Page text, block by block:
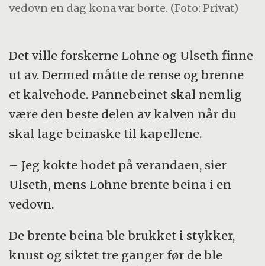
vedovn en dag kona var borte. (Foto: Privat)
Det ville forskerne Lohne og Ulseth finne
ut av. Dermed måtte de rense og brenne
et kalvehode. Pannebeinet skal nemlig
være den beste delen av kalven når du
skal lage beinaske til kapellene.
– Jeg kokte hodet på verandaen, sier
Ulseth, mens Lohne brente beina i en
vedovn.
De brente beina ble brukket i stykker,
knust og siktet tre ganger før de ble